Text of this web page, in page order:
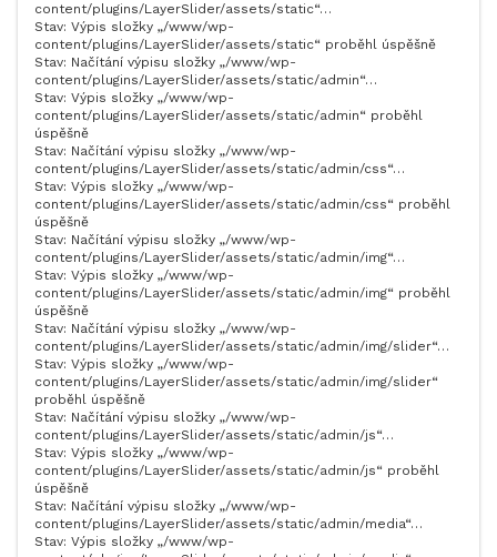
content/plugins/LayerSlider/assets/static“…
Stav: Výpis složky „/www/wp-
content/plugins/LayerSlider/assets/static“ proběhl úspěšně
Stav: Načítání výpisu složky „/www/wp-
content/plugins/LayerSlider/assets/static/admin“…
Stav: Výpis složky „/www/wp-
content/plugins/LayerSlider/assets/static/admin“ proběhl
úspěšně
Stav: Načítání výpisu složky „/www/wp-
content/plugins/LayerSlider/assets/static/admin/css“…
Stav: Výpis složky „/www/wp-
content/plugins/LayerSlider/assets/static/admin/css“ proběhl
úspěšně
Stav: Načítání výpisu složky „/www/wp-
content/plugins/LayerSlider/assets/static/admin/img“…
Stav: Výpis složky „/www/wp-
content/plugins/LayerSlider/assets/static/admin/img“ proběhl
úspěšně
Stav: Načítání výpisu složky „/www/wp-
content/plugins/LayerSlider/assets/static/admin/img/slider“…
Stav: Výpis složky „/www/wp-
content/plugins/LayerSlider/assets/static/admin/img/slider“
proběhl úspěšně
Stav: Načítání výpisu složky „/www/wp-
content/plugins/LayerSlider/assets/static/admin/js“…
Stav: Výpis složky „/www/wp-
content/plugins/LayerSlider/assets/static/admin/js“ proběhl
úspěšně
Stav: Načítání výpisu složky „/www/wp-
content/plugins/LayerSlider/assets/static/admin/media“…
Stav: Výpis složky „/www/wp-